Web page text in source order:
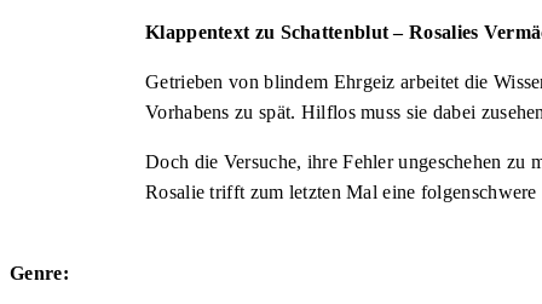
Klappentext zu Schattenblut – Rosalies
Getrieben von blindem Ehrgeiz arbeitet die
Vorhabens zu spät. Hilflos muss sie dabei
Doch die Versuche, ihre Fehler ungeschehen
Rosalie trifft zum letzten Mal eine folgenschwere
Genre: